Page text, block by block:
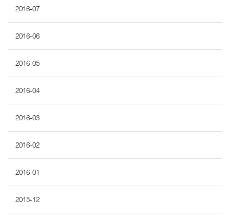
2016-07
2016-06
2016-05
2016-04
2016-03
2016-02
2016-01
2015-12